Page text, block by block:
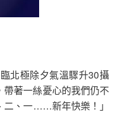
北極除夕氣溫驟升30攝
著一絲憂心的我們仍不
二、一……新年快樂！」